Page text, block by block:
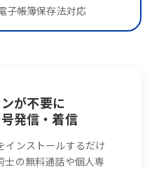
子帳簿保存法対応
が不要に
発信・着信
インストールするだけ
士の無料通話や個人専